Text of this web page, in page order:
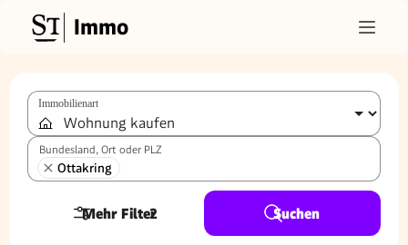
Immo
Immobilienart
Bundesland, Ort oder PLZ
Ottakring
Mehr Filter
2 Suchen